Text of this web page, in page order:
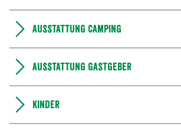
Ausstattung Camping
Ausstattung Gastgeber
Kinder